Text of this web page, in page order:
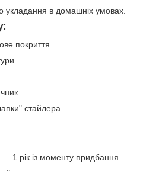
укладання в домашніх умовах.
покриття
стайлера
— 1 рік із моменту придбання